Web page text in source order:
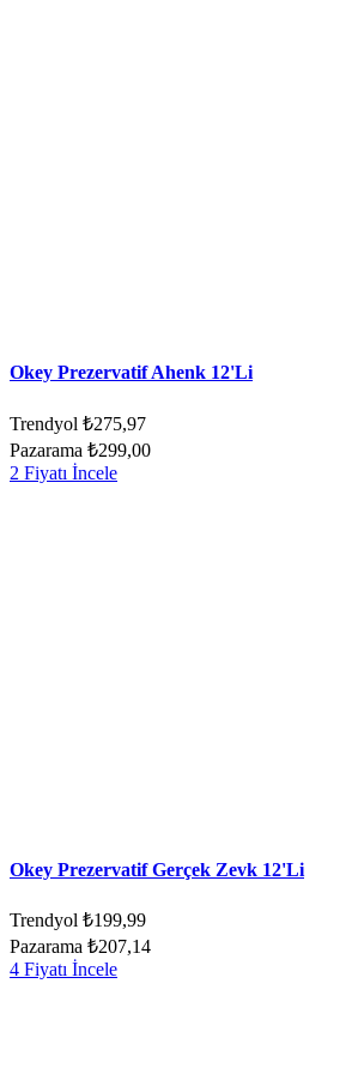
Okey Prezervatif Ahenk 12'Li
Trendyol ₺275,97
Pazarama ₺299,00
2 Fiyatı İncele
Okey Prezervatif Gerçek Zevk 12'Li
Trendyol ₺199,99
Pazarama ₺207,14
4 Fiyatı İncele